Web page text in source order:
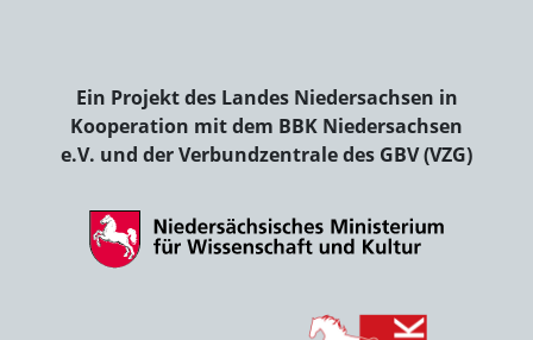
Ein Projekt des Landes Niedersachsen in
Kooperation mit dem BBK Niedersachsen
e.V. und der Verbundzentrale des GBV (VZG)